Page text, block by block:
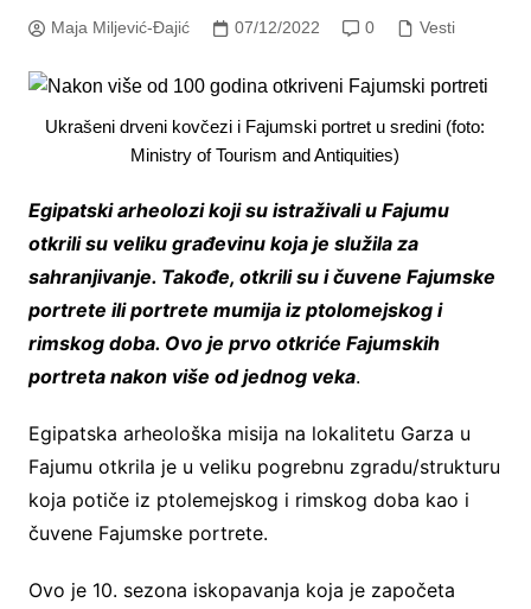
Maja Miljević-Đajić 07/12/2022 0 Vesti
Ukrašeni drveni kovčezi i Fajumski portret u sredini (foto:
Ministry of Tourism and Antiquities)
Egipatski arheolozi koji su istraživali u Fajumu
otkrili su veliku građevinu koja je služila za
sahranjivanje. Takođe, otkrili su i čuvene Fajumske
portrete ili portrete mumija iz ptolomejskog i
rimskog doba. Ovo je prvo otkriće Fajumskih
portreta nakon više od jednog veka.
Egipatska arheološka misija na lokalitetu Garza u
Fajumu otkrila je u veliku pogrebnu zgradu/strukturu
koja potiče iz ptolemejskog i rimskog doba kao i
čuvene Fajumske portrete.
Ovo je 10. sezona iskopavanja koja je započeta